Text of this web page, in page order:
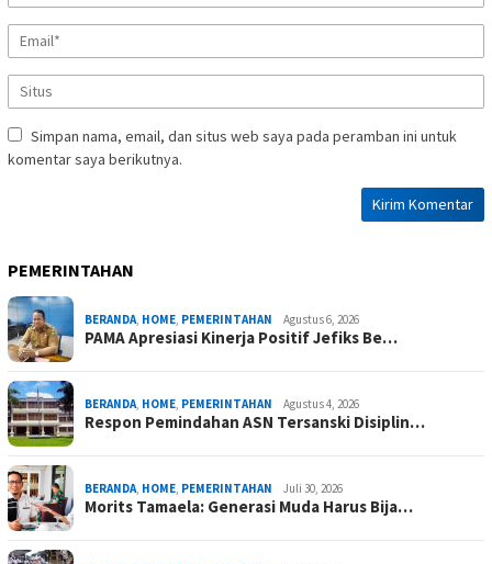
Simpan nama, email, dan situs web saya pada peramban ini untuk
komentar saya berikutnya.
PEMERINTAHAN
BERANDA, HOME, PEMERINTAHAN Agustus 6, 2026
PAMA Apresiasi Kinerja Positif Jefiks Be…
BERANDA, HOME, PEMERINTAHAN Agustus 4, 2026
Respon Pemindahan ASN Tersanski Disiplin…
BERANDA, HOME, PEMERINTAHAN Juli 30, 2026
Morits Tamaela: Generasi Muda Harus Bija…